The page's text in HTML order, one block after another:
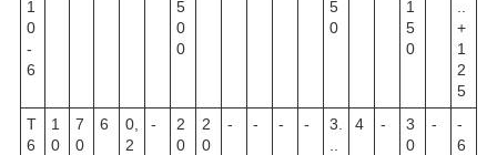
1
0
-
6
5
0
0
5
0
1
5
0
+
1
2
5
Т
6
1
0
7
0
6
0,
2
-
2
0
2
0
- - - -
3.
4 -
3
0
-
-
6